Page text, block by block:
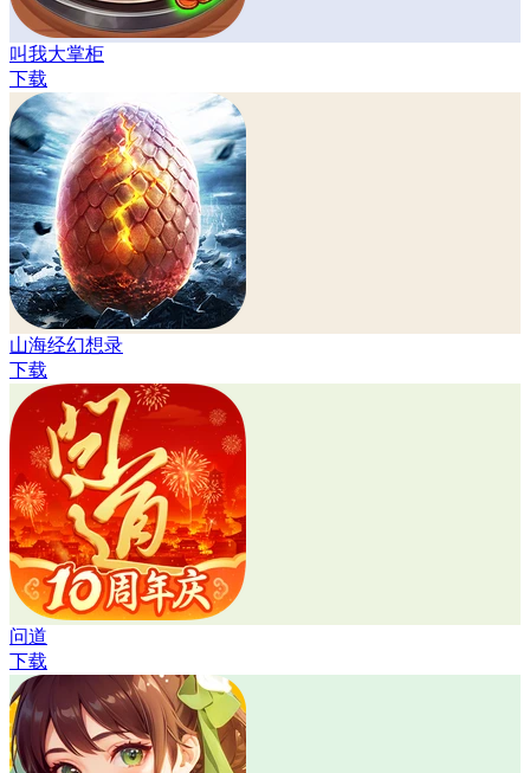
叫我大掌柜
下载
山海经幻想录
下载
问道
下载